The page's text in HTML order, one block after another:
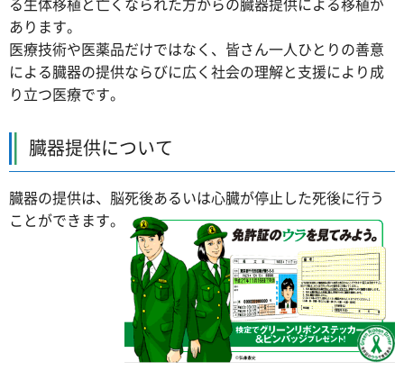
あります。
医療技術や医薬品だけではなく、皆さん一人ひとりの善意
による臓器の提供ならびに広く社会の理解と支援により成
り立つ医療です。
臓器提供について
臓器の提供は、脳死後あるいは心臓が停止した死後に行う
ことができます。